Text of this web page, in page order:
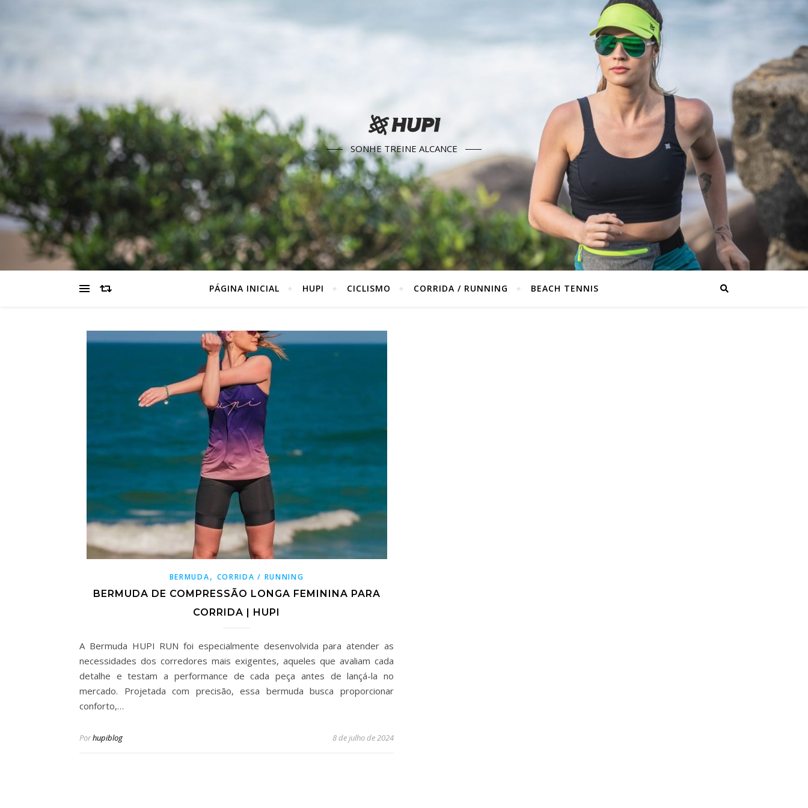
SONHE TREINE ALCANCE
PÁGINA INICIAL HUPI CICLISMO CORRIDA / RUNNING BEACH TENNIS
BERMUDA, CORRIDA / RUNNING
BERMUDA DE COMPRESSÃO LONGA FEMININA PARA
CORRIDA | HUPI
A Bermuda HUPI RUN foi especialmente desenvolvida para atender as
necessidades dos corredores mais exigentes, aqueles que avaliam cada
detalhe e testam a performance de cada peça antes de lançá-la no
mercado. Projetada com precisão, essa bermuda busca proporcionar
conforto,…
Porhupiblog 8 de julho de 2024